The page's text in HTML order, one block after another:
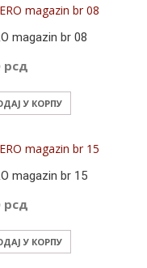
magazin br 08
рсд
У КОРПУ
magazin br 15
рсд
У КОРПУ